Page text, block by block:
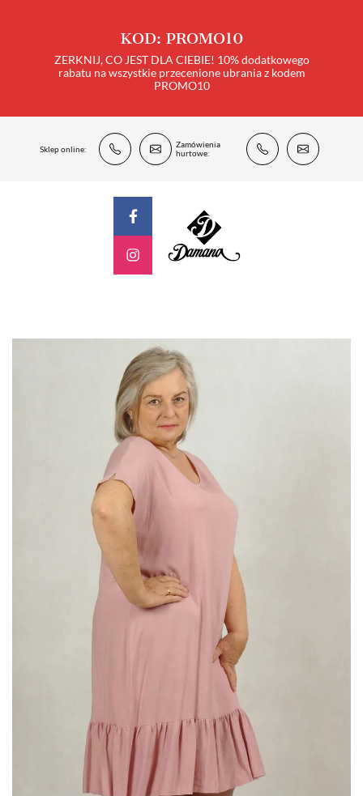
KOD: PROMO10
ZERKNIJ, CO JEST DLA CIEBIE! 10% dodatkowego
rabatu na wszystkie przecenione ubrania z kodem
PROMO10
Sklep online:
Zamówienia
hurtowe: